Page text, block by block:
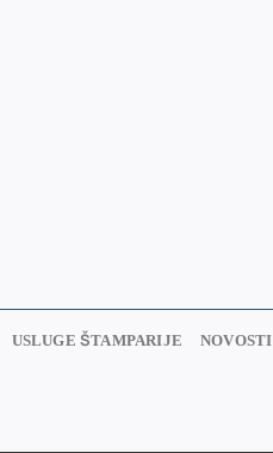
USLUGE ŠTAMPARIJE NOVOSTI